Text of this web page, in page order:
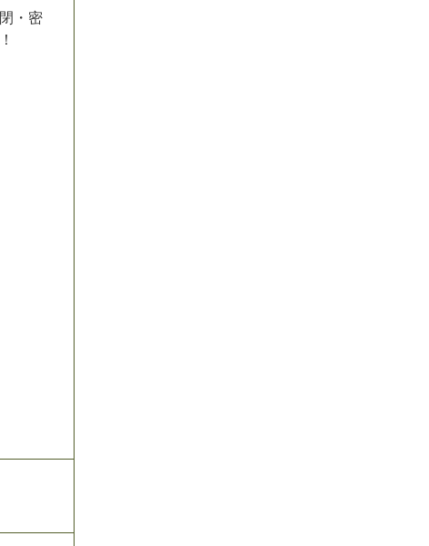
閉 ・ 密
！